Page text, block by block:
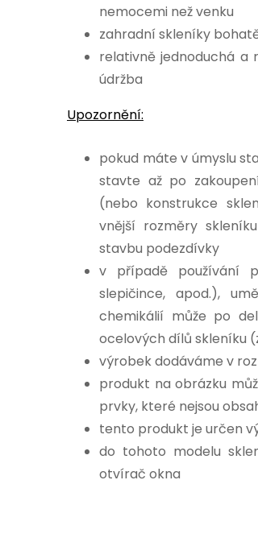
nemocemi než venku
zahradní skleníky
relativně jednoduchá a
údržba
Upozornění:
pokud máte v úmyslu
stavte až po
(nebo konstrukce
vnější rozměry
stavbu podezdívky
v případě používání
slepičince, apod.),
chemikálií může po
ocelových dílů skleníku
výrobek dodáváme v
produkt na obrázku
prvky, které nejsou
tento produkt je určen
do tohoto modelu
otvírač okna